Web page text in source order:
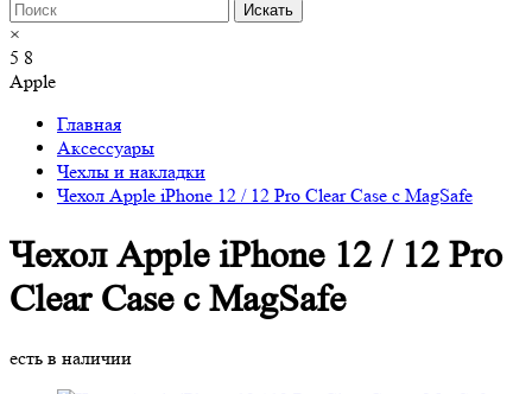
×
5 8
Apple
Главная
Аксессуары
Чехлы и накладки
Чехол Apple iPhone 12 / 12 Pro Clear Case c MagSafe
Чехол Apple iPhone 12 / 12 Pro
Clear Case c MagSafe
есть в наличии